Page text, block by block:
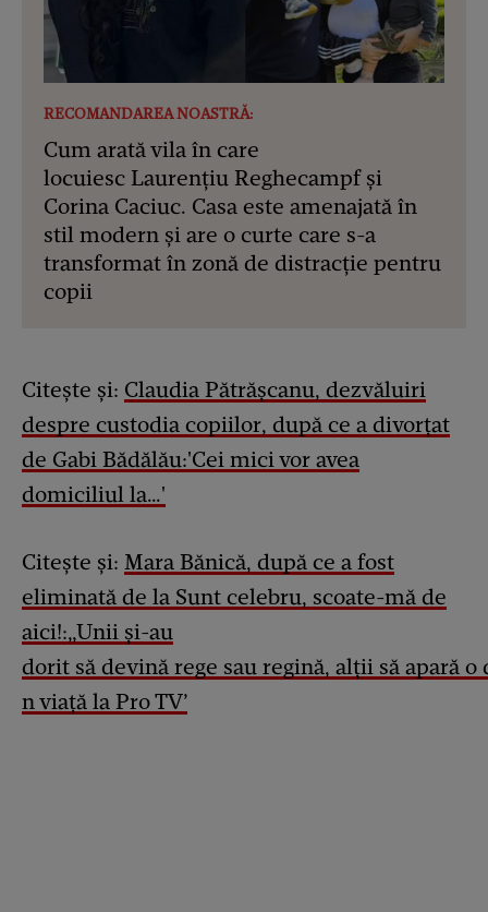
RECOMANDAREA NOASTRĂ:
Cum arată vila în care
locuiesc Laurențiu Reghecampf și
Corina Caciuc. Casa este amenajată în
stil modern și are o curte care s-a
transformat în zonă de distracție pentru
copii
Citește și: Claudia Pătrășcanu, dezvăluiri
despre custodia copiilor, după ce a divorțat
de Gabi Bădălău:'Cei mici vor avea
domiciliul la…'
Citește și: Mara Bănică, după ce a fost
eliminată de la Sunt celebru, scoate-mă de
aici!:„Unii și-au
dorit să devină rege sau regină, alții să apară o
n viață la Pro TV’